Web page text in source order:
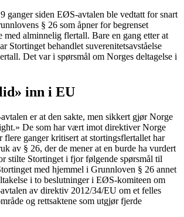
ganger siden EØS-avtalen ble vedtatt for snart
§ 26 som åpner for begrenset
med alminnelig flertall. Bare en gang etter at
Stortinget behandlet suverenitetsavståelse
Det var i spørsmål om Norges deltagelse i
inn i EU
er at den sakte, men sikkert gjør Norge
De som har vært imot direktiver Norge
flere ganger kritisert at stortingsflertallet har
av § 26, der de mener at en burde ha vurdert
stilte Stortinget i fjor følgende spørsmål til
med hjemmel i Grunnloven § 26 annet
i to beslutninger i EØS-komiteen om
av direktiv 2012/34/EU om et felles
og rettsaktene som utgjør fjerde